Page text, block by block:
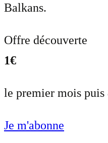
Balkans.
Offre découverte
1€
le premier mois puis
Je m'abonne